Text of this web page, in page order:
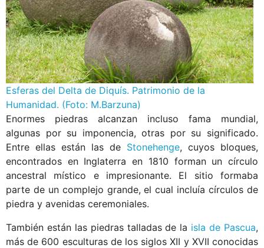
Esferas del Delta de Diquís. Patrimonio de la
Humanidad. (Foto: M.Barzuna)
Enormes piedras alcanzan incluso fama mundial,
algunas por su imponencia, otras por su significado.
Entre ellas están las de Stonehenge, cuyos bloques,
encontrados en Inglaterra en 1810 forman un círculo
ancestral místico e impresionante. El sitio formaba
parte de un complejo grande, el cual incluía círculos de
piedra y avenidas ceremoniales.
También están las piedras talladas de la isla de Pascua,
más de 600 esculturas de los siglos XII y XVII conocidas